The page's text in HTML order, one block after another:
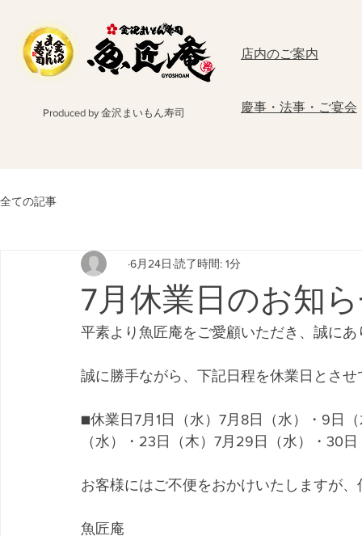
Produced by 金沢まいもん寿司
店内のご案内
慶事・法事・ご宴会
全ての記事
7月休業日のお知
6月24日 読了時間: 1分
平素より魚匠庵をご愛顧いただき、誠に
誠に勝手ながら、下記日程を休業日とさ
■休業日7月1日（水）7月8日（水）・9日
（水）・23日（木）7月29日（水）・30
お客様にはご不便をおかけいたしますが
魚匠庵